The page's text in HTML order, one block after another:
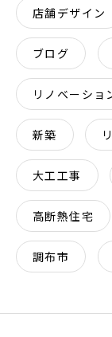
店舗デザイン
ブログ
リノベーショ
新築
大工工事
高断熱住宅
調布市